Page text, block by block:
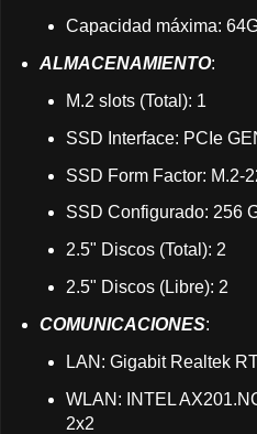
Capacidad máxima:
ALMACENAMIENTO:
M.2 slots (Total): 1
SSD Interface: PCIe
SSD Form Factor: M.2-
SSD Configurado: 256
2.5" Discos (Total): 2
2.5" Discos (Libre): 2
COMUNICACIONES:
LAN: Gigabit Realtek
WLAN: INTEL
2x2